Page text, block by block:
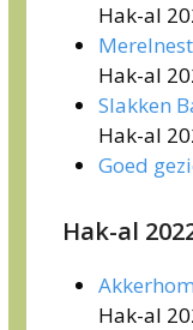
Hak-al
Hak-al
Slakken
Hak-al
Goed
Hak-al
Hak-al